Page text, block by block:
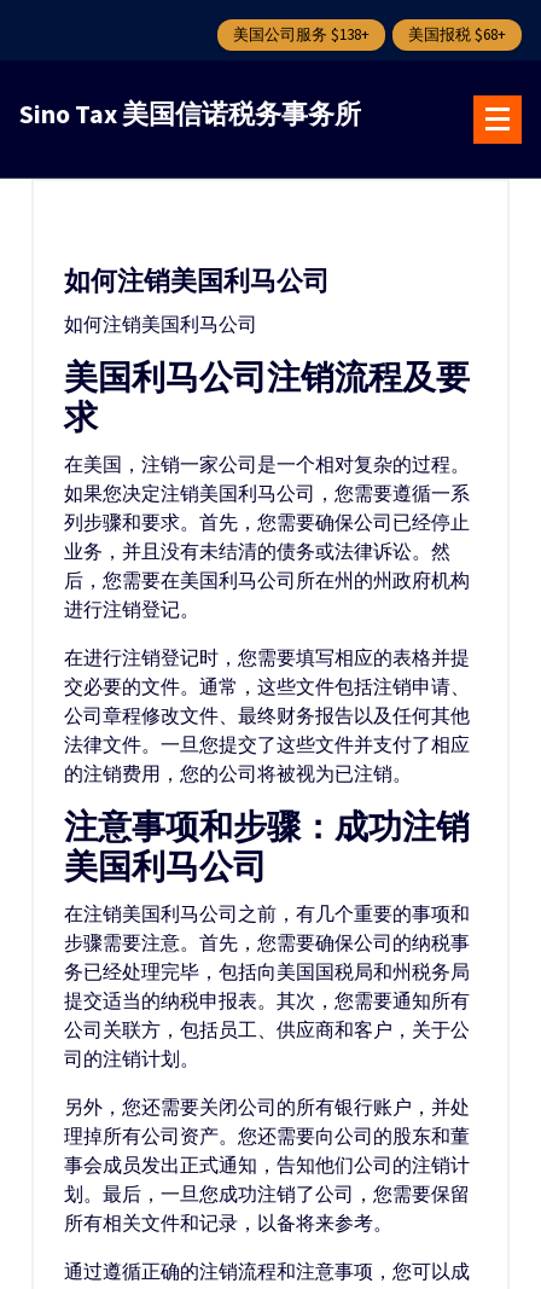
美国公司服务 $138+ 美国报税 $68+
Sino Tax 美国信诺税务事务所
如何注销美国利马公司
如何注销美国利马公司
美国利马公司注销流程及要
求
在美国，注销一家公司是一个相对复杂的过程。
如果您决定注销美国利马公司，您需要遵循一系
列步骤和要求。首先，您需要确保公司已经停止
业务，并且没有未结清的债务或法律诉讼。然
后，您需要在美国利马公司所在州的州政府机构
进行注销登记。
在进行注销登记时，您需要填写相应的表格并提
交必要的文件。通常，这些文件包括注销申请、
公司章程修改文件、最终财务报告以及任何其他
法律文件。一旦您提交了这些文件并支付了相应
的注销费用，您的公司将被视为已注销。
注意事项和步骤：成功注销
美国利马公司
在注销美国利马公司之前，有几个重要的事项和
步骤需要注意。首先，您需要确保公司的纳税事
务已经处理完毕，包括向美国国税局和州税务局
提交适当的纳税申报表。其次，您需要通知所有
公司关联方，包括员工、供应商和客户，关于公
司的注销计划。
另外，您还需要关闭公司的所有银行账户，并处
理掉所有公司资产。您还需要向公司的股东和董
事会成员发出正式通知，告知他们公司的注销计
划。最后，一旦您成功注销了公司，您需要保留
所有相关文件和记录，以备将来参考。
通过遵循正确的注销流程和注意事项，您可以成